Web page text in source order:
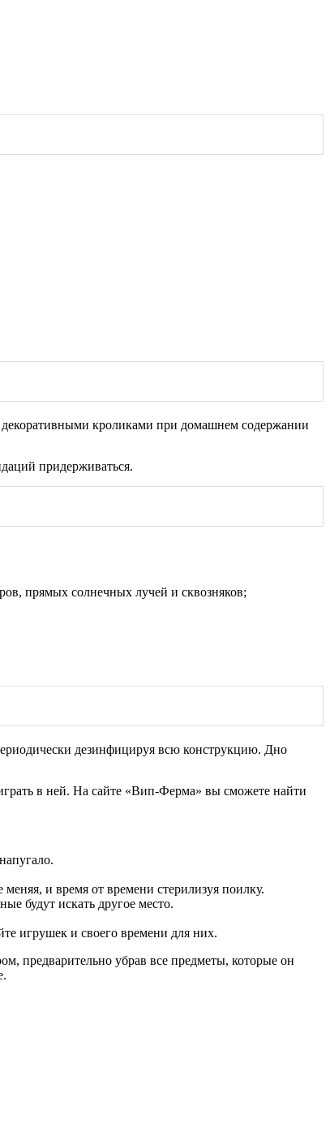
кроликами при домашнем содержании
придерживаться.
прямых солнечных лучей и сквозняков;
дезинфицируя всю конструкцию. Дно
в ней. На сайте «Вип-Ферма» вы сможете найти
и время от времени стерилизуя поилку.
будут искать другое место.
игрушек и своего времени для них.
предварительно убрав все предметы, которые он